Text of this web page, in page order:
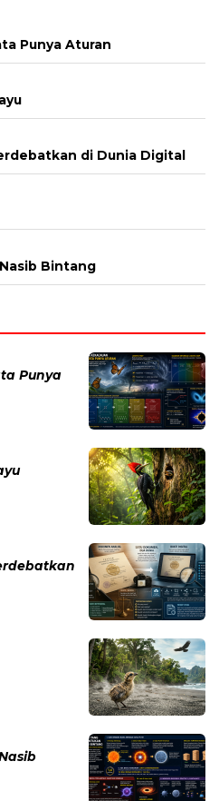
Punya Aturan
di Dunia Digital
Bintang
Punya